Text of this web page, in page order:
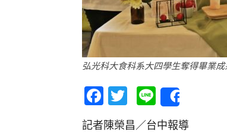
弘光科大食科系大四學生奪得畢業
Facebook
Twitter
Line
記者陳榮昌／台中報導